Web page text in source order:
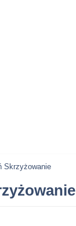
Skrzyżowanie